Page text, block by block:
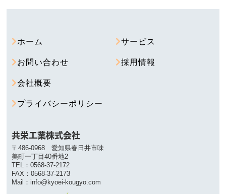
ホーム
お問い合わせ
会社概要
プライバシーポリシー
サービス
採用情報
共栄工業株式会社
〒486-0968 愛知県春日井市味
美町一丁目40番地2
TEL：0568-37-2172
FAX：0568-37-2173
Mail：info@kyoei-kougyo.com